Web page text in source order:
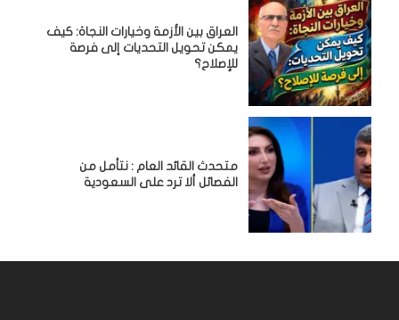
العراق بين الأزمة وخيارات النجاة: كيف
يمكن تحويل التحديات إلى فرصة
للإصلاح؟
متحدث القائد العام : نتأمل من
الفصائل ألا ترد على السعودية